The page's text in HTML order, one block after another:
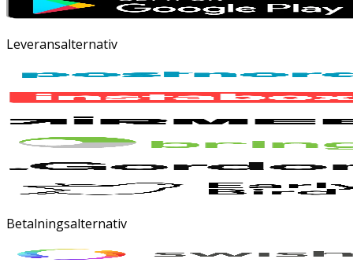
Leveransalternativ
Betalningsalternativ